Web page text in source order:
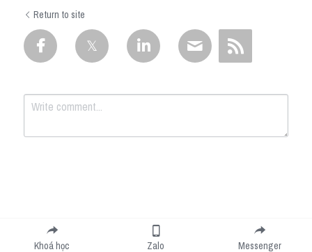
Return to site
Submit
Khoá học Zalo Messenger